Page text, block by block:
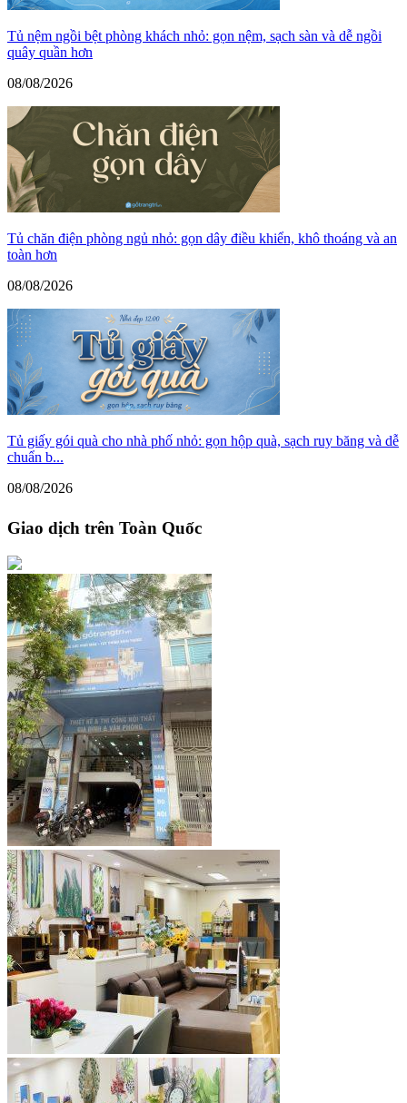
Tủ nệm ngồi bệt phòng khách nhỏ: gọn nệm, sạch sàn và dễ ngồi
quây quần hơn
08/08/2026
Tủ chăn điện phòng ngủ nhỏ: gọn dây điều khiển, khô thoáng và an
toàn hơn
08/08/2026
Tủ giấy gói quà cho nhà phố nhỏ: gọn hộp quà, sạch ruy băng và dễ
chuẩn b...
08/08/2026
Giao dịch trên Toàn Quốc